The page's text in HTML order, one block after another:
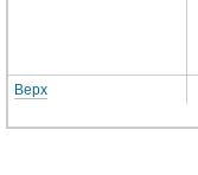
Верх